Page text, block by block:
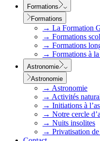
Formations
Formations
→ La Formation
→ Formations
→ Formations
→ Formations à
Astronomie
Astronomie
→ Astronomie
→ Activités
→ Initiations à
→ Notre cercle
→ Nuits insolites
→ Privatisation